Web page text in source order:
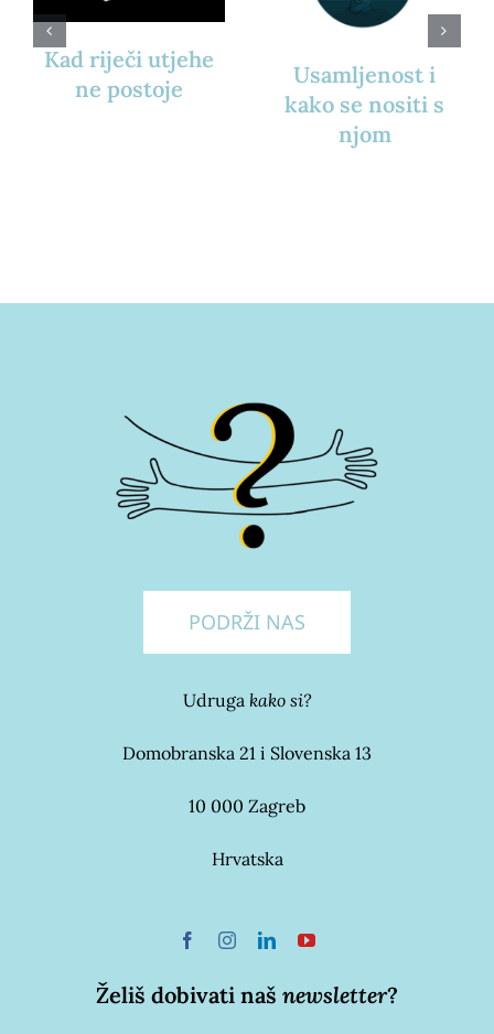
Kad riječi utjehe
ne postoje
Usamljenost i
kako se nositi s
njom
PODRŽI NAS
Udruga kako si?
Domobranska 21 i Slovenska 13
10 000 Zagreb
Hrvatska
Želiš dobivati naš newsletter?